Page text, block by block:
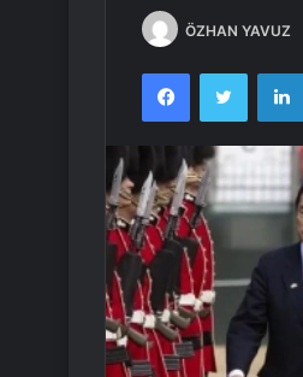
ÖZHAN YAVUZ
FacebookTwitter